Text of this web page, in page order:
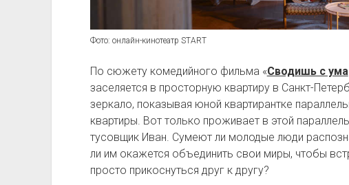
Фото: онлайн-кинотеатр START
По сюжету комедийного фильма «Сводишь с ума
заселяется в просторную квартиру в Санкт-
зеркало, показывая юной квартирантке
квартиры. Вот только проживает в этой
тусовщик Иван. Сумеют ли молодые люди
ли им окажется объединить свои миры, чтобы
просто прикоснуться друг к другу?